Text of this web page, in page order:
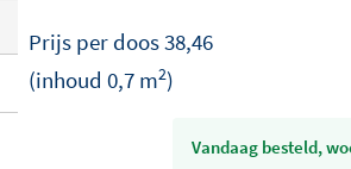
Prijs per doos38,46
(inhoud 0,7 m2)
vandaag besteld,